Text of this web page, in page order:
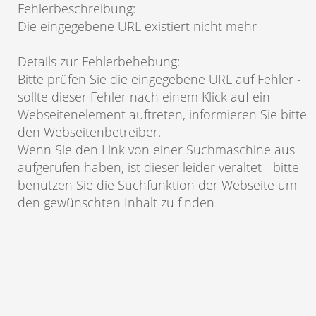
Fehlerbeschreibung:
Die eingegebene URL existiert nicht mehr
Details zur Fehlerbehebung:
Bitte prüfen Sie die eingegebene URL auf Fehler -
sollte dieser Fehler nach einem Klick auf ein
Webseitenelement auftreten, informieren Sie bitte
den Webseitenbetreiber.
Wenn Sie den Link von einer Suchmaschine aus
aufgerufen haben, ist dieser leider veraltet - bitte
benutzen Sie die Suchfunktion der Webseite um
den gewünschten Inhalt zu finden